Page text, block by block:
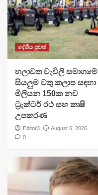
දේශීය පුවත්
හලාවත වැවිලි සමාගමේ
සියලුම වතු කලාප සඳහා
මිලියන 150ක නව
ට්‍රැක්ටර් රථ සහ කෘෂි
උපකරණ
Editor3
August 6, 2026
0